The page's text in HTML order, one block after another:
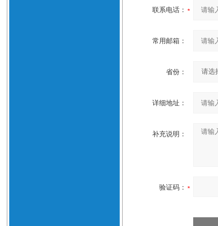
联系电话：
常用邮箱：
省份：
详细地址：
补充说明：
验证码：